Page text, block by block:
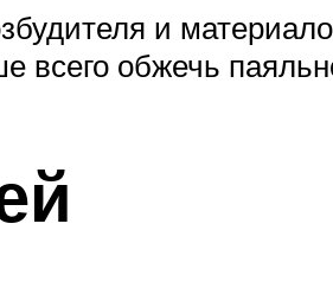
и
всего обжечь